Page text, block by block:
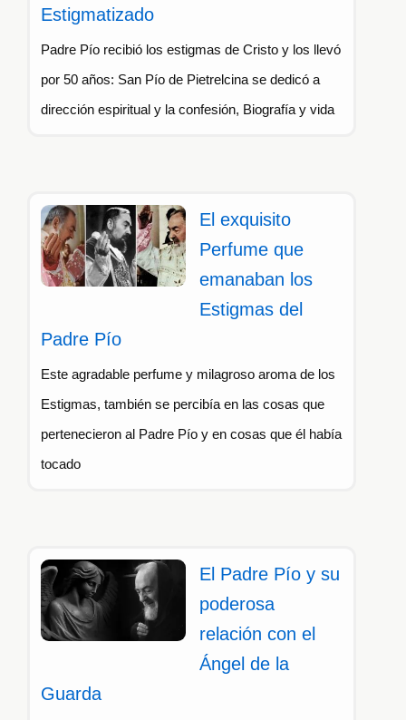
Estigmatizado
Padre Pío recibió los estigmas de Cristo y los llevó
por 50 años: San Pío de Pietrelcina se dedicó a
dirección espiritual y la confesión, Biografía y vida
El exquisito
Perfume que
emanaban los
Estigmas del
Padre Pío
Este agradable perfume y milagroso aroma de los
Estigmas, también se percibía en las cosas que
pertenecieron al Padre Pío y en cosas que él había
tocado
El Padre Pío y su
poderosa
relación con el
Ángel de la
Guarda